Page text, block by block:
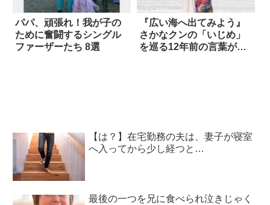
パパ、頑張れ！我が子の
ために奮闘するシングル
ファーザーたち 8選
『広い海へ出てみよう』
さかなクンの「いじめ」
を巡る12年前の言葉が、
【は？】在宅勤務の夫は、妻子が寝室
へ入ってから少し経つと…
最後の一つを兄に食べられ泣きじゃく